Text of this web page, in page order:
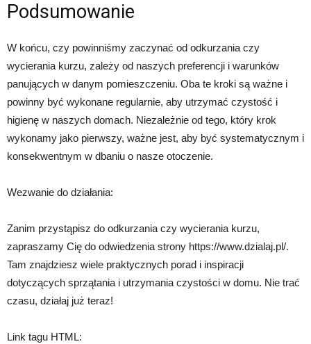
Podsumowanie
W końcu, czy powinniśmy zaczynać od odkurzania czy
wycierania kurzu, zależy od naszych preferencji i warunków
panujących w danym pomieszczeniu. Oba te kroki są ważne i
powinny być wykonane regularnie, aby utrzymać czystość i
higienę w naszych domach. Niezależnie od tego, który krok
wykonamy jako pierwszy, ważne jest, aby być systematycznym i
konsekwentnym w dbaniu o nasze otoczenie.
Wezwanie do działania:
Zanim przystąpisz do odkurzania czy wycierania kurzu,
zapraszamy Cię do odwiedzenia strony https://www.dzialaj.pl/.
Tam znajdziesz wiele praktycznych porad i inspiracji
dotyczących sprzątania i utrzymania czystości w domu. Nie trać
czasu, działaj już teraz!
Link tagu HTML: